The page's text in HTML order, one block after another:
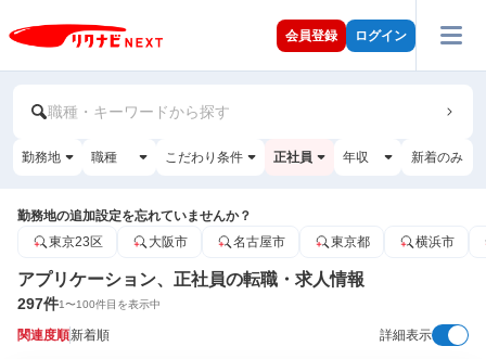
会員登録 ログイン
職種・キーワードから探す
勤務地 職種 こだわり条件 正社員 年収 新着のみ
勤務地の追加設定を忘れていませんか？
東京23区
大阪市 名古屋市 東京都 横浜市
アプリケーション、正社員の転職・求人情報
297件1〜100件目を表示中
関連度順新着順 詳細表示